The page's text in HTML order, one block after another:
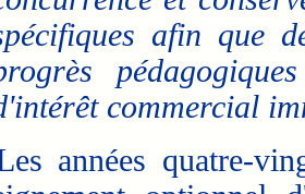
afin que
commercial
es années quatre-